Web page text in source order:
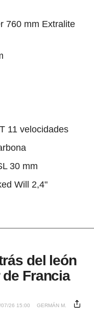
760 mm Extralite
11 velocidades
30 mm
Will 2,4"
del león
Francia
07/26 15:00 GERMÁN M.